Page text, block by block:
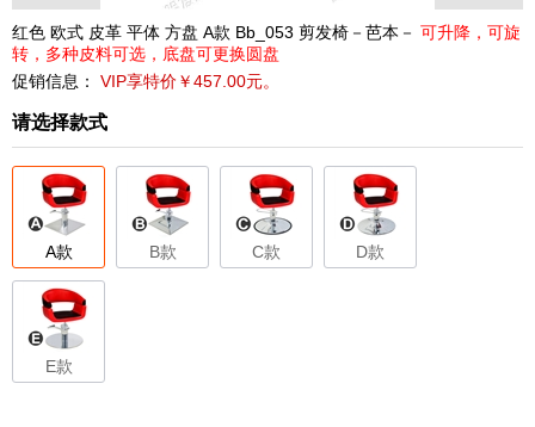
红色 欧式 皮革 平体 方盘 A款 Bb_053 剪发椅－芭本－ 可升降，可旋
转，多种皮料可选，底盘可更换圆盘
促销信息：
VIP享特价￥457.00元。
请选择款式
A款 B款 C款 D款
E款